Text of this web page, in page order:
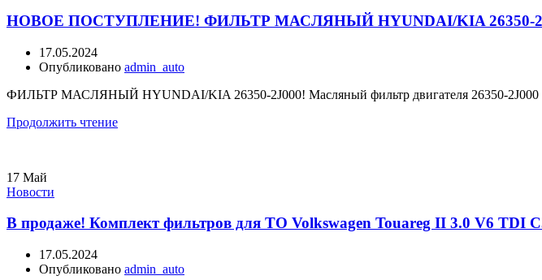
НОВОЕ ПОСТУПЛЕНИЕ! ФИЛЬТР МАСЛЯНЫЙ HYUNDAI/KIA 26350-
17.05.2024
Опубликовано admin_auto
ФИЛЬТР МАСЛЯНЫЙ HYUNDAI/KIA 26350-2J000! Масляный фильтр двигателя 26350-2J000
Продолжить чтение
17 Май
Новости
В продаже! Комплект фильтров для ТО Volkswagen Touareg II 3.0 V6 TDI
17.05.2024
Опубликовано admin_auto